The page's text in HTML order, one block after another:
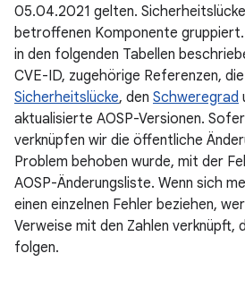
05.04.2021 gelten.
betroffenen Komponente
in den folgenden Tabellen
CVE-ID, zugehörige Referenzen, die
Sicherheitslücke, den Schweregrad
aktualisierte AOSP-Versionen.
verknüpfen wir die öffentliche
Problem behoben wurde, mit der
AOSP-Änderungsliste. Wenn sich
einen einzelnen Fehler beziehen,
Verweise mit den Zahlen verknüpft,
folgen.